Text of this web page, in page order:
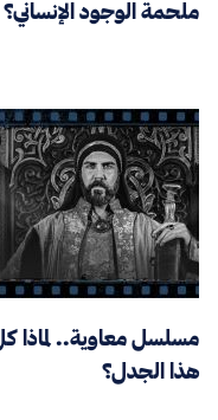
ملحمة الوجود الإنساني؟
مسلسل معاوية.. لماذا كل
هذا الجدل؟